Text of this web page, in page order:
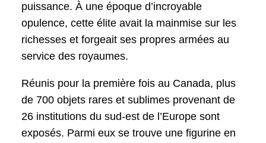
puissance. À une époque d’incroyable
opulence, cette élite avait la mainmise sur les
richesses et forgeait ses propres armées au
service des royaumes.
Réunis pour la première fois au Canada, plus
de 700 objets rares et sublimes provenant de
26 institutions du sud-est de l’Europe sont
exposés. Parmi eux se trouve une figurine en